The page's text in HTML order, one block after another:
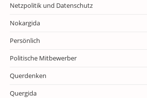
Netzpolitik und Datenschutz
Nokargida
Persönlich
Politische Mitbewerber
Querdenken
Quergida